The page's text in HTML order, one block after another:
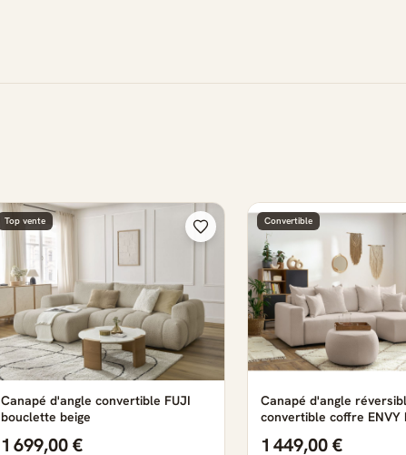
Top vente
Canapé d'angle convertible FUJI
bouclette beige
1 699,00 €
Convertible
Canapé d'angle
convertible coffre ENVY
1 449,00 €